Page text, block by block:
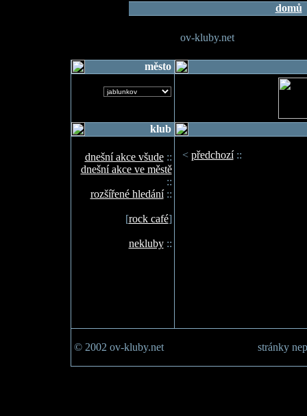
domů
ov-kluby.net
město
klub
dnešní akce všude::
dnešní akce ve městě
::
rozšířené hledání::
[rock café]
nekluby::
< předchozí::
© 2002 ov-kluby.net stránky